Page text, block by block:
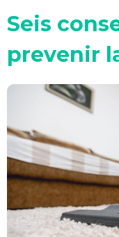
Seis
prevenir